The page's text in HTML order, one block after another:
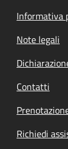
Informativa
Note legali
Contatti
Richiedi